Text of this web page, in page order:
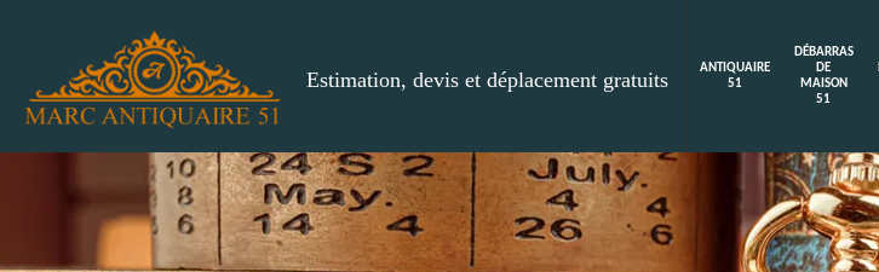
Estimation, devis et déplacement gratuits
ANTIQUAIRE
51
DÉBARRAS
DE
MAISON
51